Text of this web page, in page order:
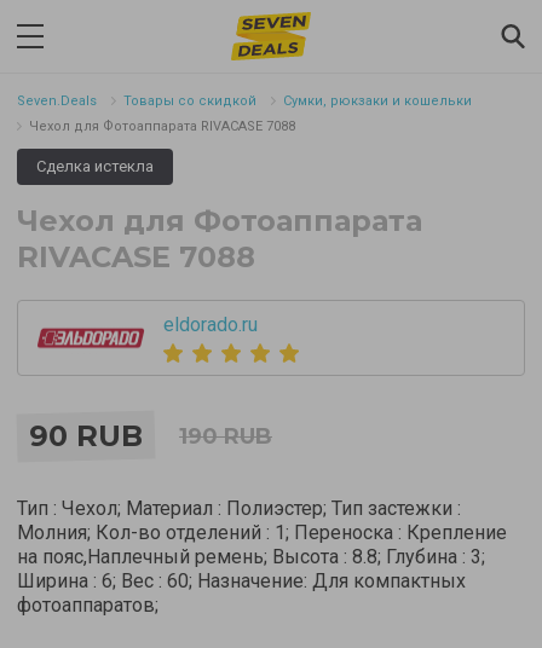
Seven.Deals Товары со скидкой
Сумки, рюкзаки и кошельки
Чехол для Фотоаппарата RIVACASE 7088
Сделка истекла
Чехол для Фотоаппарата
RIVACASE 7088
eldorado.ru
190 RUB
90 RUB
Тип : Чехол; Материал : Полиэстер; Тип застежки :
Молния; Кол-во отделений : 1; Переноска : Крепление
на пояс,Наплечный ремень; Высота : 8.8; Глубина : 3;
Ширина : 6; Вес : 60; Назначение: Для компактных
фотоаппаратов;